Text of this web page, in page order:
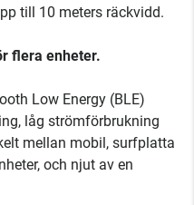
till 10 meters räckvidd.
flera enheter.
Low Energy (BLE)
låg strömförbrukning
mellan mobil, surfplatta
och njut av en